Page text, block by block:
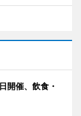
開催、飲食・